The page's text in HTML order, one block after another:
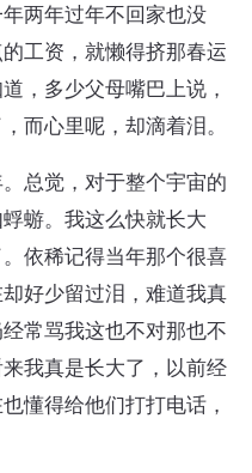
两年过年不回家也没
工资，就懒得挤那春运
，多少父母嘴巴上说，
而心里呢，却滴着泪。
总觉，对于整个宇宙的
蝣。我这么快就长大
依稀记得当年那个很喜
好少留过泪，难道我真
常骂我这也不对那也不
我真是长大了，以前经
懂得给他们打打电话，